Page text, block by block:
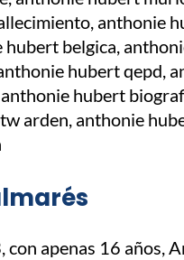
con apenas 16 años,